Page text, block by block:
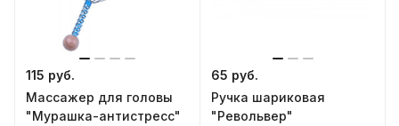
115 руб.
Массажер для головы
"Мурашка-антистресс"
65 руб.
Ручка шариковая
"Револьвер"